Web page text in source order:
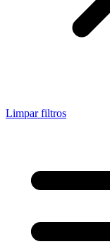
Limpar filtros